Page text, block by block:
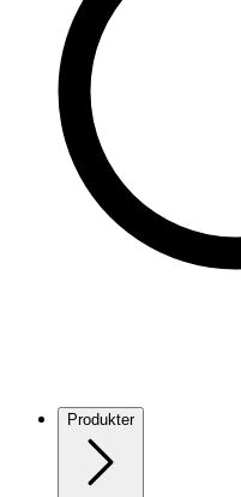
Produkter